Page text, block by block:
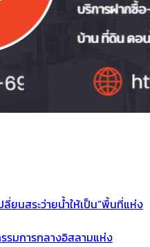
ยนสระว่ายน้ำให้เป็น“พื้นที่แห่ง
รมการกลางอิสลามแห่ง